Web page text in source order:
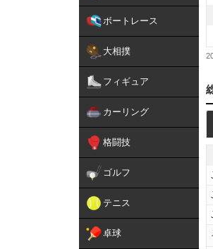
ボートレース
大相撲
フィギュア
カーリング
格闘技
ゴルフ
テニス
卓球